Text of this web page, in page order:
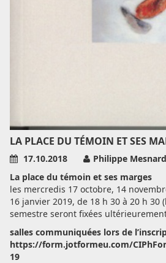
LA PLACE DU TÉMOIN ET SES
17.10.2018 Philippe Mesnard
La place du témoin et ses marges
les mercredis 17 octobre, 14
16 janvier 2019, de 18 h 30 à 20 h 30
semestre seront fixées
salles communiquées lors de
https://form.jotformeu.com/
19